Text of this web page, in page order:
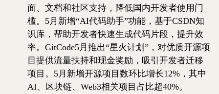
面、文档和社区支持，降低国内开发者使用门
槛。5月新增“AI代码助手”功能，基于CSDN知
识库，帮助开发者快速生成代码片段，提升效
率。GitCode5月推出“星火计划”，对优质开源项
目提供流量扶持和现金奖励，吸引开发者迁移
项目。5月新增开源项目数环比增长12%，其中
AI、区块链、Web3相关项目占比超40%。